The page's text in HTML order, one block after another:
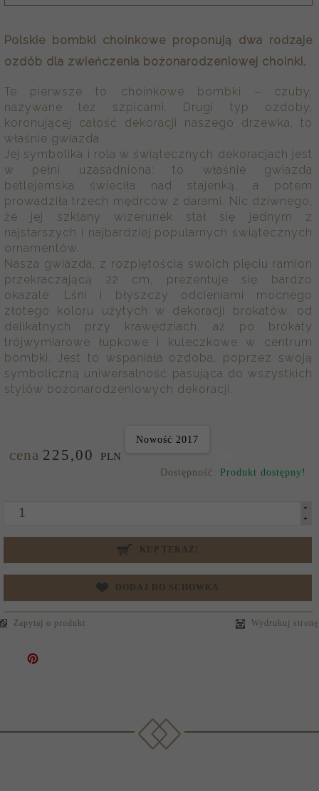
Polskie bombki choinkowe proponują dwa rodzaje
ozdób dla zwieńczenia bożonarodzeniowej choinki.
Te pierwsze to choinkowe bombki – czuby,
nazywane też szpicami. Drugi typ ozdoby,
koronującej całość dekoracji naszego drzewka, to
właśnie gwiazda.
Jej symbolika i rola w świątecznych dekoracjach jest
w pełni uzasadniona: to właśnie gwiazda
betlejemska świeciła nad stajenką, a potem
prowadziła trzech mędrców z darami. Nic dziwnego,
że jej szklany wizerunek stał się jednym z
najstarszych i najbardziej popularnych świątecznych
ornamentów.
Nasza gwiazda, z rozpiętością swoich pięciu ramion
przekraczającą 22 cm, prezentuje się bardzo
okazale. Lśni i błyszczy odcieniami mocnego
złotego koloru użytych w dekoracji brokatów, od
delikatnych przy krawędziach, aż po brokaty
trójwymiarowe łupkowe i kuleczkowe w centrum
bombki. Jest to wspaniała ozdoba, poprzez swoją
symboliczną uniwersalność pasująca do wszystkich
stylów bożonarodzeniowych dekoracji.
cena 225,00 PLN
Nowość 2017
Dostępność: Produkt dostępny!
KUP TERAZ!
DODAJ DO SCHOWKA
Zapytaj o produkt Wydrukuj stronę